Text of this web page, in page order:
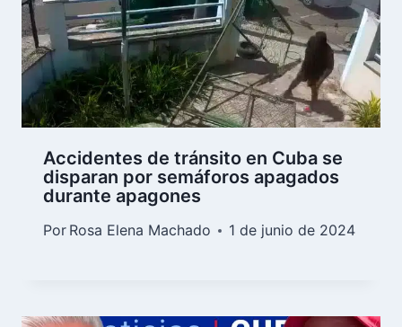
Accidentes de tránsito en Cuba se
disparan por semáforos apagados
durante apagones
Por Rosa Elena Machado 1 de junio de 2024